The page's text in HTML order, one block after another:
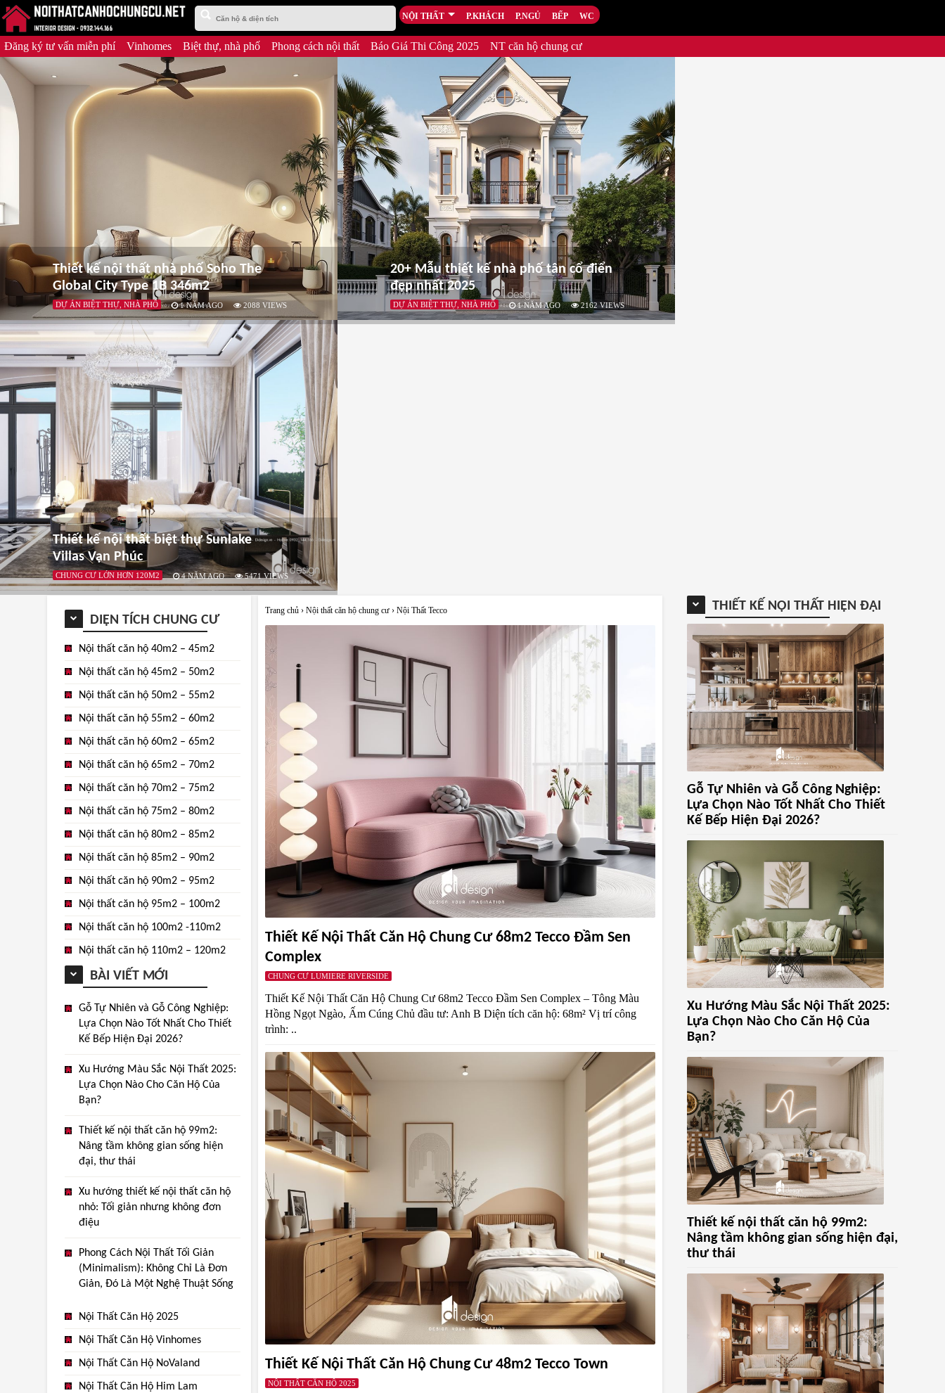
NỘI THẤT P.KHÁCH P.NGỦ BẾP WC
Đăng ký tư vấn miễn phí Vinhomes Biệt thự, nhà phố Phong cách nội thất Báo Giá Thi Công 2025 NT căn hộ chung cư
Thiết kế nội thất nhà phố Soho The
Global City Type 1B 346m2
DỰ ÁN BIỆT THỰ, NHÀ PHỐ 1 NĂM AGO 2088 VIEWS
20+ Mẫu thiết kế nhà phố tân cổ điển
đẹp nhất 2025
DỰ ÁN BIỆT THỰ, NHÀ PHỐ 1 NĂM AGO 2162VIEWS
Thiết kế nội thất biệt thự Sunlake
Villas Vạn Phúc
CHUNG CƯ LỚN HƠN 120M2 4 NĂM AGO 5471VIEWS
DIỆN TÍCH CHUNG CƯ
Nội thất căn hộ 40m2 – 45m2
Nội thất căn hộ 45m2 – 50m2
Nội thất căn hộ 50m2 – 55m2
Nội thất căn hộ 55m2 – 60m2
Nội thất căn hộ 60m2 – 65m2
Nội thất căn hộ 65m2 – 70m2
Nội thất căn hộ 70m2 – 75m2
Nội thất căn hộ 75m2 – 80m2
Nội thất căn hộ 80m2 – 85m2
Nội thất căn hộ 85m2 – 90m2
Nội thất căn hộ 90m2 – 95m2
Nội thất căn hộ 95m2 – 100m2
Nội thất căn hộ 100m2 -110m2
Nội thất căn hộ 110m2 – 120m2
BÀI VIẾT MỚI
Gỗ Tự Nhiên và Gỗ Công Nghiệp:
Lựa Chọn Nào Tốt Nhất Cho Thiết
Kế Bếp Hiện Đại 2026?
Xu Hướng Màu Sắc Nội Thất 2025:
Lựa Chọn Nào Cho Căn Hộ Của
Bạn?
Thiết kế nội thất căn hộ 99m2:
Nâng tầm không gian sống hiện
đại, thư thái
Xu hướng thiết kế nội thất căn hộ
nhỏ: Tối giản nhưng không đơn
điệu
Phong Cách Nội Thất Tối Giản
(Minimalism): Không Chỉ Là Đơn
Giản, Đó Là Một Nghệ Thuật Sống
Nội Thất Căn Hộ 2025
Nội Thất Căn Hộ Vinhomes
Nội Thất Căn Hộ NoValand
Nội Thất Căn Hộ Him Lam
Trang chủ › Nội thất căn hộ chung cư › Nội Thất Tecco
Thiết Kế Nội Thất Căn Hộ Chung Cư 68m2 Tecco Đầm Sen
Complex
CHUNG CƯ LUMIERE RIVERSIDE
Thiết Kế Nội Thất Căn Hộ Chung Cư 68m2 Tecco Đầm Sen Complex – Tông Màu
Hồng Ngọt Ngào, Ấm Cúng Chủ đầu tư: Anh B Diện tích căn hộ: 68m² Vị trí công
trình: ..
Thiết Kế Nội Thất Căn Hộ Chung Cư 48m2 Tecco Town
NỘI THẤT CĂN HỘ 2025
THIẾT KẾ NỘI THẤT HIỆN ĐẠI
Gỗ Tự Nhiên và Gỗ Công Nghiệp:
Lựa Chọn Nào Tốt Nhất Cho Thiết
Kế Bếp Hiện Đại 2026?
Xu Hướng Màu Sắc Nội Thất 2025:
Lựa Chọn Nào Cho Căn Hộ Của
Bạn?
Thiết kế nội thất căn hộ 99m2:
Nâng tầm không gian sống hiện đại,
thư thái